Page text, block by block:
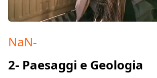
NaN-
2- Paesaggi e Geologia